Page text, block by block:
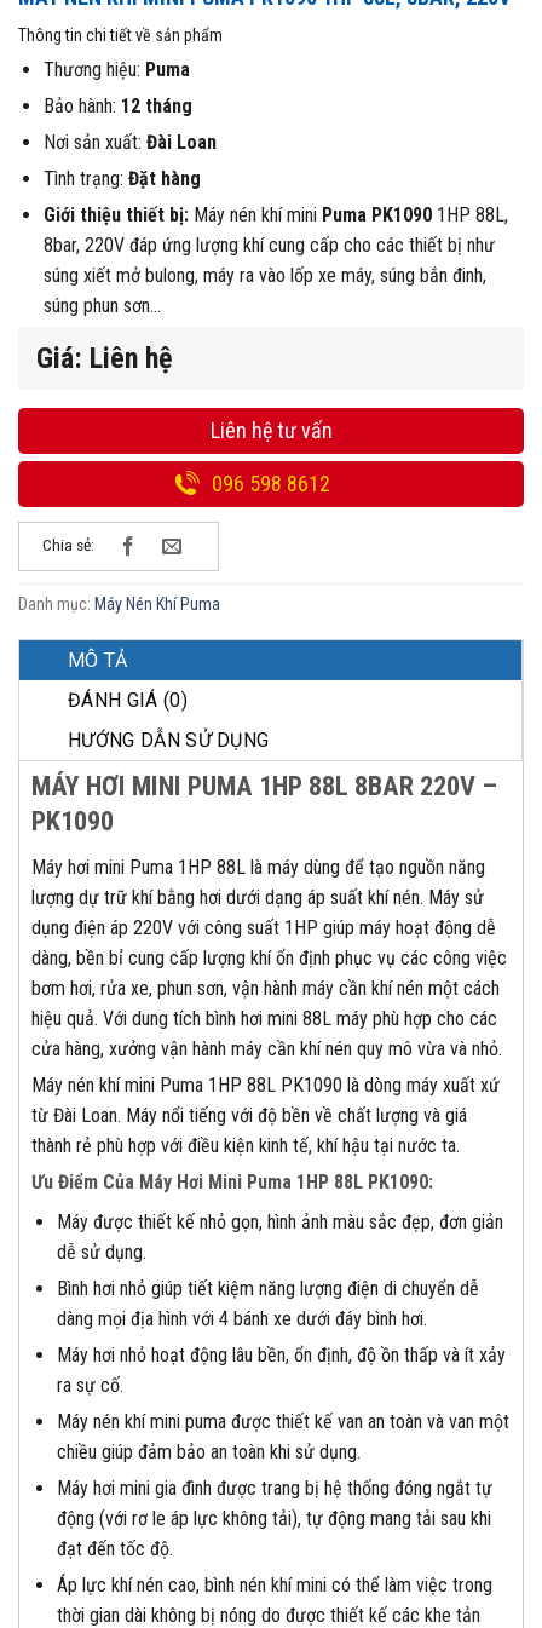
Thông tin chi tiết về sản phẩm
Thương hiệu: Puma
Bảo hành: 12 tháng
Nơi sản xuất: Đài Loan
Tình trạng: Đặt hàng
Giới thiệu thiết bị:Máy nén khí mini Puma PK10901HP 88L,
8bar, 220V đáp ứng lượng khí cung cấp cho các thiết bị như
súng xiết mở bulong, máy ra vào lốp xe máy, súng bắn đinh,
súng phun sơn…
Giá: Liên hệ
Liên hệ tư vấn
096 598 8612
Chia sẻ:
Danh mục: Máy Nén Khí Puma
MÔ TẢ
ĐÁNH GIÁ (0)
HƯỚNG DẪN SỬ DỤNG
MÁY HƠI MINI PUMA 1HP 88L 8BAR 220V –
PK1090
Máy hơi mini Puma 1HP 88L là máy dùng để tạo nguồn năng
lượng dự trữ khí bằng hơi dưới dạng áp suất khí nén. Máy sử
dụng điện áp 220V với công suất 1HP giúp máy hoạt động dễ
dàng, bền bỉ cung cấp lượng khí ổn định phục vụ các công việc
bơm hơi, rửa xe, phun sơn, vận hành máy cần khí nén một cách
hiệu quả. Với dung tích bình hơi mini 88L máy phù hợp cho các
cửa hàng, xưởng vận hành máy cần khí nén quy mô vừa và nhỏ.
Máy nén khí mini Puma 1HP 88L PK1090 là dòng máy xuất xứ
từ Đài Loan. Máy nổi tiếng với độ bền về chất lượng và giá
thành rẻ phù hợp với điều kiện kinh tế, khí hậu tại nước ta.
Ưu Điểm Của Máy Hơi Mini Puma 1HP 88L PK1090:
Máy được thiết kế nhỏ gọn, hình ảnh màu sắc đẹp, đơn giản
dễ sử dụng.
Bình hơi nhỏ giúp tiết kiệm năng lượng điện di chuyển dễ
dàng mọi địa hình với 4 bánh xe dưới đáy bình hơi.
Máy hơi nhỏ hoạt động lâu bền, ổn định, độ ồn thấp và ít xảy
ra sự cố.
Máy nén khí mini puma được thiết kế van an toàn và van một
chiều giúp đảm bảo an toàn khi sử dụng.
Máy hơi mini gia đình được trang bị hệ thống đóng ngắt tự
động (với rơ le áp lực không tải), tự động mang tải sau khi
đạt đến tốc độ.
Áp lực khí nén cao, bình nén khí mini có thể làm việc trong
thời gian dài không bị nóng do được thiết kế các khe tản